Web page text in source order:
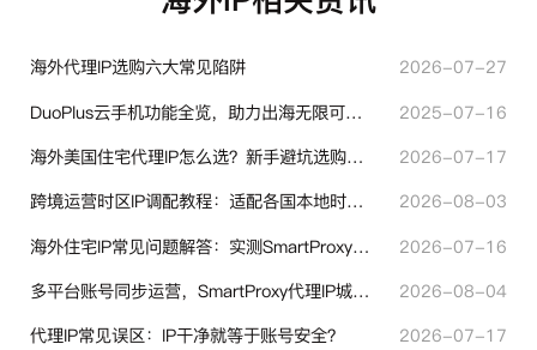
海外代理IP选购六大常见陷阱
2026-07-27
DuoPlus云手机功能全览，助力出海无限可能！
2025-07-16
海外美国住宅代理IP怎么选？新手避坑选购指南
2026-07-17
跨境运营时区IP调配教程：适配各国本地时区设置方法
2026-08-03
海外住宅IP常见问题解答：实测SmartProxy使用经验分享
2026-07-16
多平台账号同步运营，SmartProxy代理IP城市定位功能有哪些实用价值
2026-08-04
代理IP常见误区：IP干净就等于账号安全？
2026-07-17